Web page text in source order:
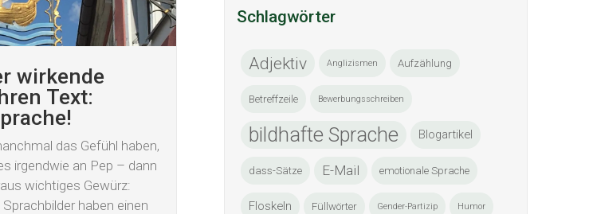
wirkende
Text:
das Gefühl haben,
irgendwie an Pep – dann
wichtiges Gewürz:
haben einen
Schlagwörter
Adjektiv Anglizismen Aufzählung
Betreffzeile Bewerbungsschreiben
bildhafte Sprache Blogartikel
dass-Sätze E-Mail emotionale Sprache
Floskeln Füllwörter Gender-Partizip Humor